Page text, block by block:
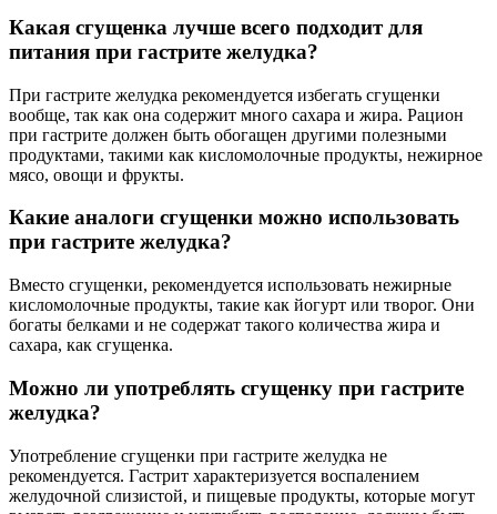
Какая сгущенка лучше всего подходит для
питания при гастрите желудка?
При гастрите желудка рекомендуется избегать сгущенки
вообще, так как она содержит много сахара и жира. Рацион
при гастрите должен быть обогащен другими полезными
продуктами, такими как кисломолочные продукты, нежирное
мясо, овощи и фрукты.
Какие аналоги сгущенки можно использовать
при гастрите желудка?
Вместо сгущенки, рекомендуется использовать нежирные
кисломолочные продукты, такие как йогурт или творог. Они
богаты белками и не содержат такого количества жира и
сахара, как сгущенка.
Можно ли употреблять сгущенку при гастрите
желудка?
Употребление сгущенки при гастрите желудка не
рекомендуется. Гастрит характеризуется воспалением
желудочной слизистой, и пищевые продукты, которые могут